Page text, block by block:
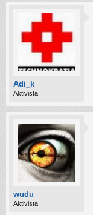
Adi_k
Aktivista
wudu
Aktivista